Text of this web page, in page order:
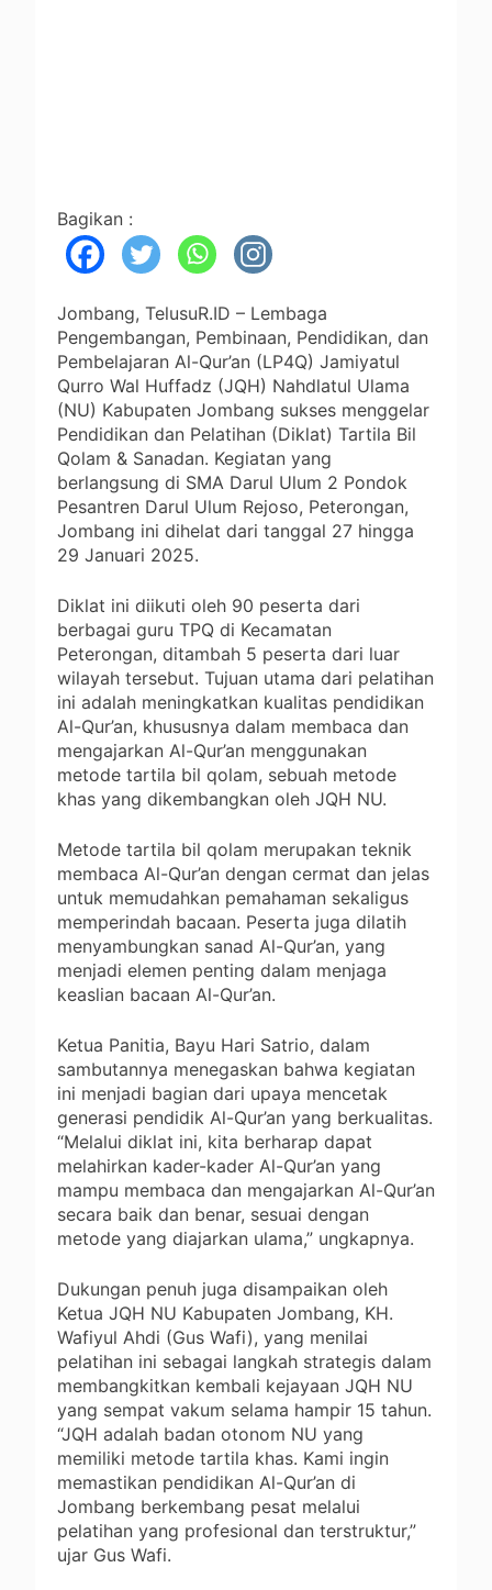
Bagikan :
Jombang, TelusuR.ID – Lembaga
Pengembangan, Pembinaan, Pendidikan, dan
Pembelajaran Al-Qur’an (LP4Q) Jamiyatul
Qurro Wal Huffadz (JQH) Nahdlatul Ulama
(NU) Kabupaten Jombang sukses menggelar
Pendidikan dan Pelatihan (Diklat) Tartila Bil
Qolam & Sanadan. Kegiatan yang
berlangsung di SMA Darul Ulum 2 Pondok
Pesantren Darul Ulum Rejoso, Peterongan,
Jombang ini dihelat dari tanggal 27 hingga
29 Januari 2025.
Diklat ini diikuti oleh 90 peserta dari
berbagai guru TPQ di Kecamatan
Peterongan, ditambah 5 peserta dari luar
wilayah tersebut. Tujuan utama dari pelatihan
ini adalah meningkatkan kualitas pendidikan
Al-Qur’an, khususnya dalam membaca dan
mengajarkan Al-Qur’an menggunakan
metode tartila bil qolam, sebuah metode
khas yang dikembangkan oleh JQH NU.
Metode tartila bil qolam merupakan teknik
membaca Al-Qur’an dengan cermat dan jelas
untuk memudahkan pemahaman sekaligus
memperindah bacaan. Peserta juga dilatih
menyambungkan sanad Al-Qur’an, yang
menjadi elemen penting dalam menjaga
keaslian bacaan Al-Qur’an.
Ketua Panitia, Bayu Hari Satrio, dalam
sambutannya menegaskan bahwa kegiatan
ini menjadi bagian dari upaya mencetak
generasi pendidik Al-Qur’an yang berkualitas.
“Melalui diklat ini, kita berharap dapat
melahirkan kader-kader Al-Qur’an yang
mampu membaca dan mengajarkan Al-Qur’an
secara baik dan benar, sesuai dengan
metode yang diajarkan ulama,” ungkapnya.
Dukungan penuh juga disampaikan oleh
Ketua JQH NU Kabupaten Jombang, KH.
Wafiyul Ahdi (Gus Wafi), yang menilai
pelatihan ini sebagai langkah strategis dalam
membangkitkan kembali kejayaan JQH NU
yang sempat vakum selama hampir 15 tahun.
“JQH adalah badan otonom NU yang
memiliki metode tartila khas. Kami ingin
memastikan pendidikan Al-Qur’an di
Jombang berkembang pesat melalui
pelatihan yang profesional dan terstruktur,”
ujar Gus Wafi.